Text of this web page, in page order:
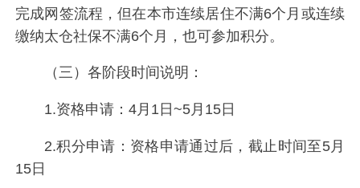
完成网签流程，但在本市连续居住不满6个月或连续
缴纳太仓社保不满6个月，也可参加积分。
（三）各阶段时间说明：
1.资格申请：4月1日~5月15日
2.积分申请：资格申请通过后，截止时间至5月
15日